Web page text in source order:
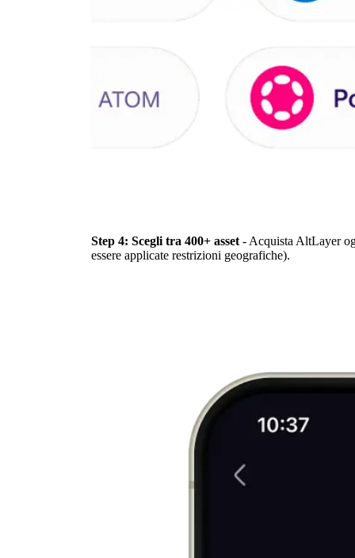
Step 4: Scegli tra 400+ asset - Acquista AltLayer
essere applicate restrizioni geografiche).